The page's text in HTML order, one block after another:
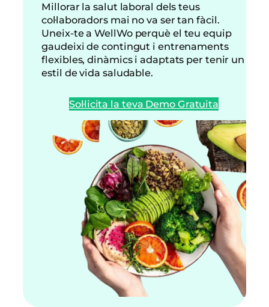
Millorar la salut laboral dels teus
col·laboradors mai no va ser tan fàcil.
Uneix-te a WellWo perquè el teu equip
gaudeixi de contingut i entrenaments
flexibles, dinàmics i adaptats per tenir un
estil de vida saludable.
Sol·licita la teva Demo Gratuita